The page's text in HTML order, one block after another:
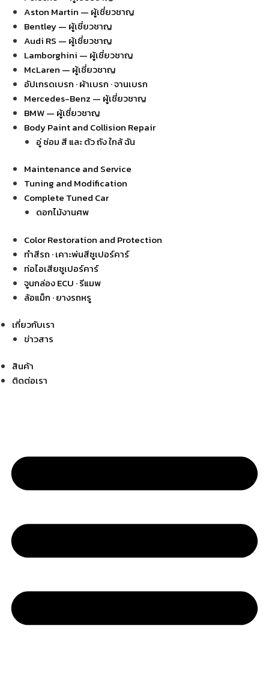
Aston Martin — ผู้เชี่ยวชาญ
Bentley — ผู้เชี่ยวชาญ
Audi RS — ผู้เชี่ยวชาญ
Lamborghini — ผู้เชี่ยวชาญ
McLaren — ผู้เชี่ยวชาญ
อัปเกรดเบรก · ผ้าเบรก · จานเบรก
Mercedes-Benz — ผู้เชี่ยวชาญ
BMW — ผู้เชี่ยวชาญ
Body Paint and Collision Repair
อู่ ซ่อม สี และ ตัว ถัง ใกล้ ฉัน
Maintenance and Service
Tuning and Modification
Complete Tuned Car
ดอกไม้งานศพ
Color Restoration and Protection
ทำสีรถ · เคาะพ่นสีซูเปอร์คาร์
ท่อไอเสียซูเปอร์คาร์
จูนกล่อง ECU · รีแมพ
ล้อแม็ก · ยางรถหรู
เกี่ยวกับเรา
ข่าวสาร
สินค้า
ติดต่อเรา